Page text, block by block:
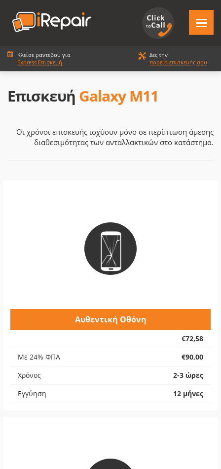
Κλείσε ραντεβού για
Express Επισκευή
Δες την
πορεία επισκευής σου
Επισκευή Galaxy M11
Οι χρόνοι επισκευής ισχύουν μόνο σε περίπτωση άμεσης
διαθεσιμότητας των ανταλλακτικών στο κατάστημα.
Αυθεντική Οθόνη
€72,58
Με 24% ΦΠΑ
€90,00
Χρόνος
2-3 ώρες
Εγγύηση
12 μήνες